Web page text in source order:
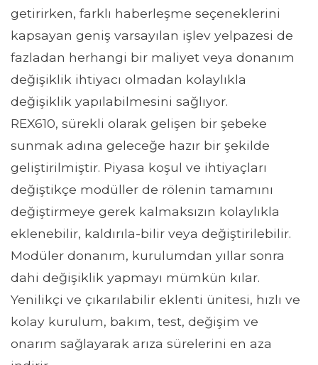
getirirken, farklı haberleşme seçeneklerini
kapsayan geniş varsayılan işlev yelpazesi de
fazladan herhangi bir maliyet veya donanım
değişiklik ihtiyacı olmadan kolaylıkla
değişiklik yapılabilmesini sağlıyor.
REX610, sürekli olarak gelişen bir şebeke
sunmak adına geleceğe hazır bir şekilde
geliştirilmiştir. Piyasa koşul ve ihtiyaçları
değiştikçe modüller de rölenin tamamını
değiştirmeye gerek kalmaksızın kolaylıkla
eklenebilir, kaldırıla-bilir veya değiştirilebilir.
Modüler donanım, kurulumdan yıllar sonra
dahi değişiklik yapmayı mümkün kılar.
Yenilikçi ve çıkarılabilir eklenti ünitesi, hızlı ve
kolay kurulum, bakım, test, değişim ve
onarım sağlayarak arıza sürelerini en aza